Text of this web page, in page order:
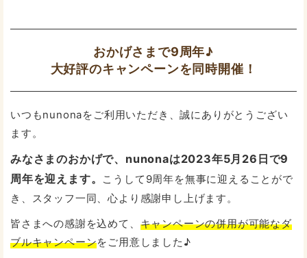
おかげさまで9周年♪
大好評のキャンペーンを同時開催！
いつもnunonaをご利用いただき、誠にありがとうござい
ます。
みなさまのおかげで、nunonaは2023年5月26日で9
周年を迎えます。
こうして9周年を無事に迎えることがで
き、スタッフ一同、心より感謝申し上げます。
皆さまへの感謝を込めて、 キャンペーンの併用が可能なダ
ブルキャンペーンをご用意しました♪